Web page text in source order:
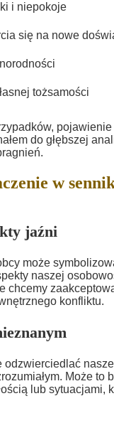
i niepokoje
się na nowe
tożsamości
do głębszej
w
jaźni
może
naszej
chcemy
konfliktu.
odzwierciedlać
Może to
lub sytuacjami,